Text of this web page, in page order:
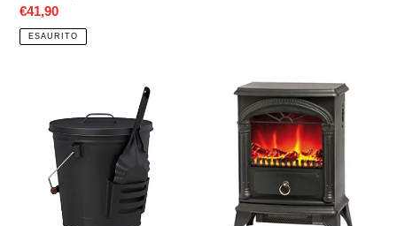
Prezzo
di
listino
€41,90
ESAURITO
Raccogli
Cenere
Coperchio
Ardes
AR353
Camino
Elettrico
Portatile
CAMINO'
RETRO'